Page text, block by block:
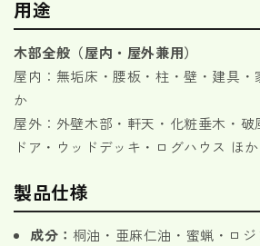
用途
木部全般（屋内・屋外兼用）
屋内：無垢床・腰板・柱・壁・建具
か
屋外：外壁木部・軒天・化粧垂木・破
ドア・ウッドデッキ・ログハウス ほか
製品仕様
成分： 桐油・亜麻仁油・蜜蝋・ロ